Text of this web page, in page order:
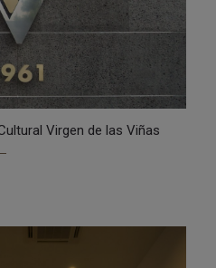
Virgen de las Viñas